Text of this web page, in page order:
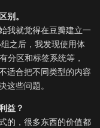
别。
我就觉得在豆瓣建立一
之后，我发现使用体
分区和标签系统等，
适合把不同类型的内容
这些问题。
益？
的，很多东西的价值都